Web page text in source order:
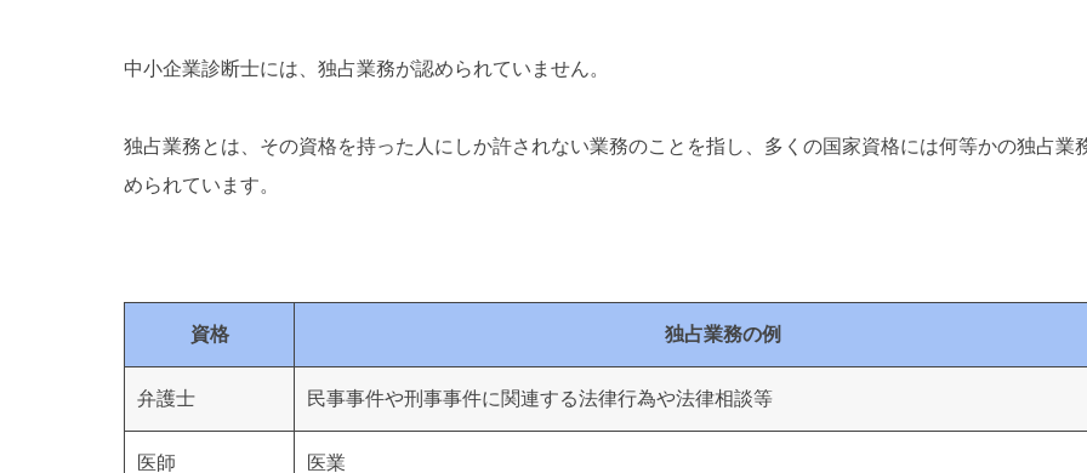
中小企業診断士には、独占業務が認められていません。
独占業務とは、その資格を持った人にしか許されない業務のことを指し、多くの国家資格には何等かの独占業
められています。
資格 独占業務の例
弁護士 民事事件や刑事事件に関連する法律行為や法律相談等
医師 医業